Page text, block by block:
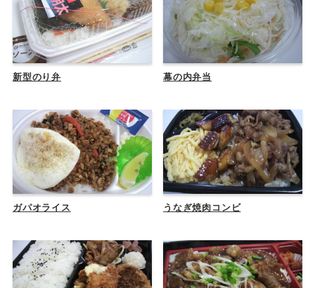
新型のり弁 幕の内弁当
ガパオライス うなぎ焼肉コンビ